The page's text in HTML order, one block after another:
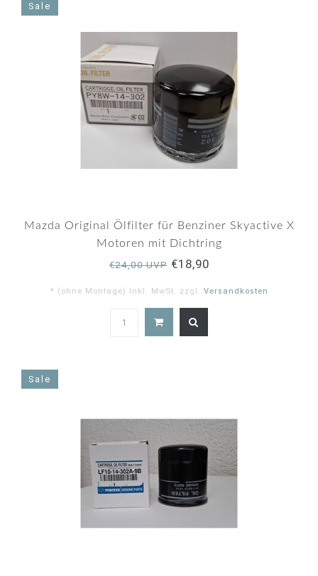
Sale
Mazda Original Ölfilter für Benziner Skyactive X
Motoren mit Dichtring
€24,00 UVP€18,90
* (ohne Montage) Inkl. MwSt. zzgl. Versandkosten
Sale